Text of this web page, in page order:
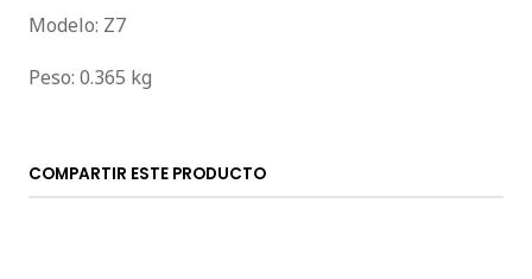
Modelo: Z7
Peso: 0.365 kg
COMPARTIR ESTE PRODUCTO